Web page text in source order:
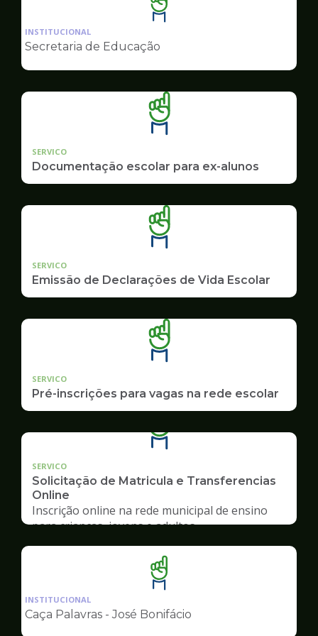
Ilustração
da
pagina
Educação
INSTITUCIONAL
Secretaria de Educação
SERVICO
Documentação escolar para ex-alunos
SERVICO
Emissão de Declarações de Vida Escolar
SERVICO
Pré-inscrições para vagas na rede escolar
SERVICO
Solicitação de Matricula e Transferencias
Online
Inscrição online na rede municipal de ensino
para crianças, jovens e adultos
Ilustração
da
pagina
INSTITUCIONAL
Caça Palavras - José Bonifácio